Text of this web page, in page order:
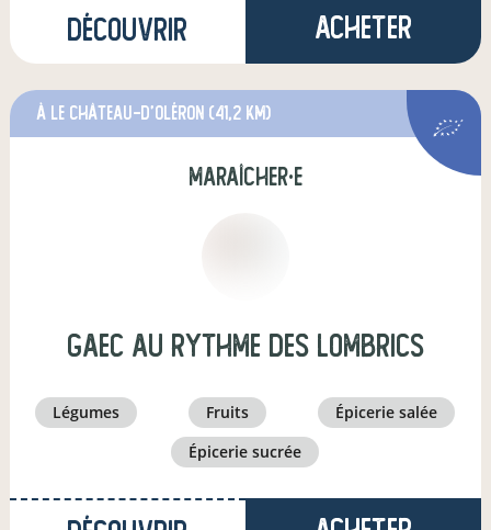
Découvrir Acheter
à Le Château-d'Oléron (41,2 km)
maraîcher·e
GAEC Au Rythme des lombrics
légumes fruits
épicerie salée
épicerie sucrée